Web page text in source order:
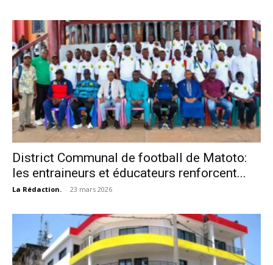
District Communal de football de Matoto:
les entraineurs et éducateurs renforcent...
La Rédaction. - 23 mars 2026